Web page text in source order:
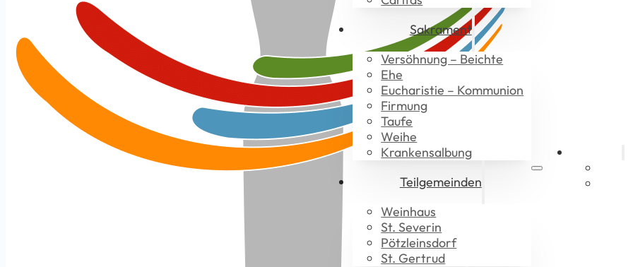
Sakrament
Versöhnung – Beichte
Ehe
Eucharistie – Kommunion
Firmung
Taufe
Weihe
Krankensalbung
Teilgemeinden
Weinhaus
St. Severin
Pötzleinsdorf
St. Gertrud